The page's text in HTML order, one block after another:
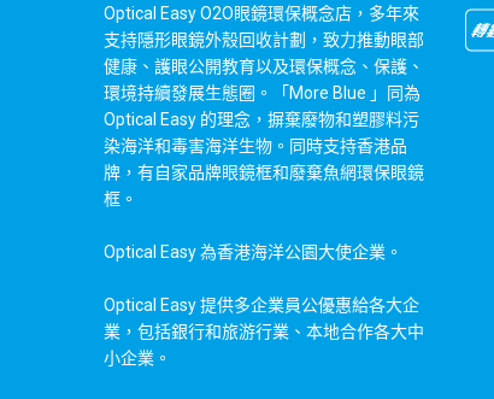
Optical Easy O2O眼鏡環保概念店，多年來
支持隱形眼鏡外殼回收計劃，致力推動眼部
健康、護眼公開教育以及環保概念、保護、
環境持續發展生態圈。「More Blue 」同為
Optical Easy 的理念，摒棄廢物和塑膠料污
染海洋和毒害海洋生物。同時支持香港品
牌，有自家品牌眼鏡框和廢棄魚網環保眼鏡
框。
Optical Easy 為香港海洋公園大使企業。
Optical Easy 提供多企業員公優惠給各大企
業，包括銀行和旅游行業、本地合作各大中
小企業。